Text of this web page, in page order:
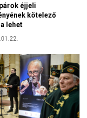
éjjeli
kötelező
lehet